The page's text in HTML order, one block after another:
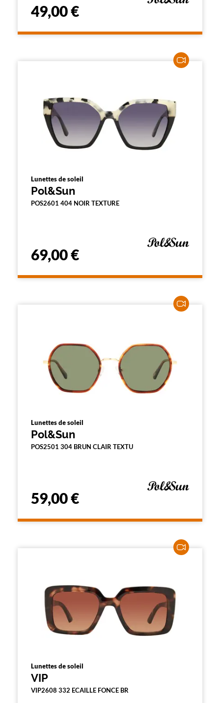
49,00 €
Lunettes de soleil
Pol&Sun
POS2601 404 NOIR TEXTURE
69,00 €
Lunettes de soleil
Pol&Sun
POS2501 304 BRUN CLAIR TEXTU
59,00 €
Lunettes de soleil
VIP
VIP2608 332 ECAILLE FONCE BR